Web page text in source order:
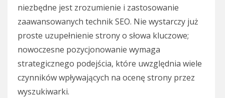
niezbędne jest zrozumienie i zastosowanie
zaawansowanych technik SEO. Nie wystarczy już
proste uzupełnienie strony o słowa kluczowe;
nowoczesne pozycjonowanie wymaga
strategicznego podejścia, które uwzględnia wiele
czynników wpływających na ocenę strony przez
wyszukiwarki.